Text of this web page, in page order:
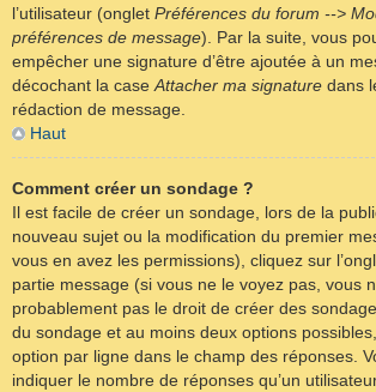
l’utilisateur (onglet Préférences du forum -->
préférences de message). Par la suite, vous
empêcher une signature d’être ajoutée à un
décochant la case Attacher ma signature dans
rédaction de message.
Haut
Comment créer un sondage ?
Il est facile de créer un sondage, lors de la
nouveau sujet ou la modification du premier
vous en avez les permissions), cliquez sur
partie message (si vous ne le voyez pas, vous
probablement pas le droit de créer des
du sondage et au moins deux options
option par ligne dans le champ des réponses.
indiquer le nombre de réponses qu’un